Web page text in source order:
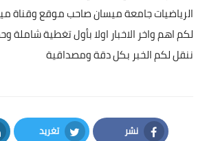
الرياضيات جامعة ميسان صاحب موقع وقناة
لكم اهم واخر الاخبار اولا بأول تغطية
ننقل لكم الخبر بكل دقة ومصداقية
نشر تغريد